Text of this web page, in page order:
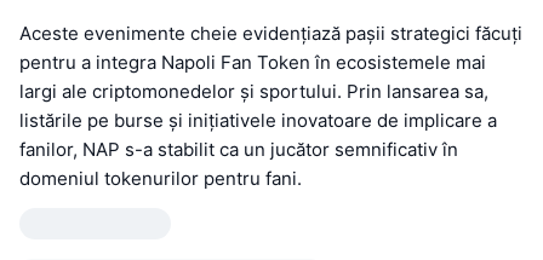
Aceste evenimente cheie evidențiază pașii strategici făcuți
pentru a integra Napoli Fan Token în ecosistemele mai
largi ale criptomonedelor și sportului. Prin lansarea sa,
listările pe burse și inițiativele inovatoare de implicare a
fanilor, NAP s-a stabilit ca un jucător semnificativ în
domeniul tokenurilor pentru fani.